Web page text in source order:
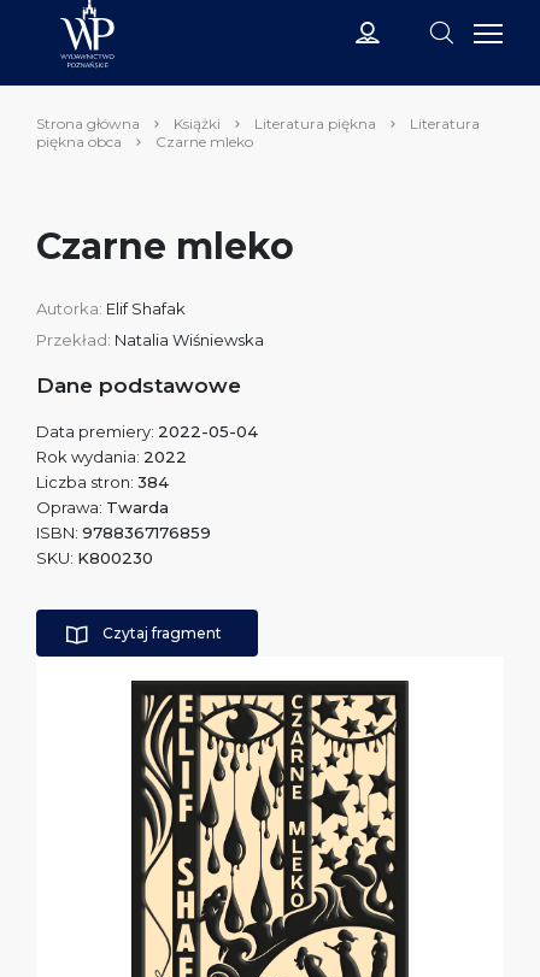
Strona główna Książki Literatura piękna
Literatura
piękna obca
Czarne mleko
Czarne mleko
Autorka: Elif Shafak
Przekład: Natalia Wiśniewska
Dane podstawowe
Data premiery: 2022-05-04
Rok wydania: 2022
Liczba stron: 384
Oprawa: Twarda
ISBN: 9788367176859
SKU: K800230
Czytaj fragment